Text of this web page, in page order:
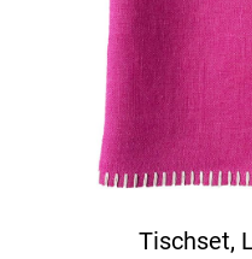
Tischset,